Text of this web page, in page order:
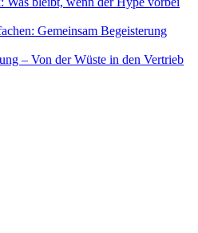
Gemeinsam Begeisterung
– Von der Wüste in den Vertrieb